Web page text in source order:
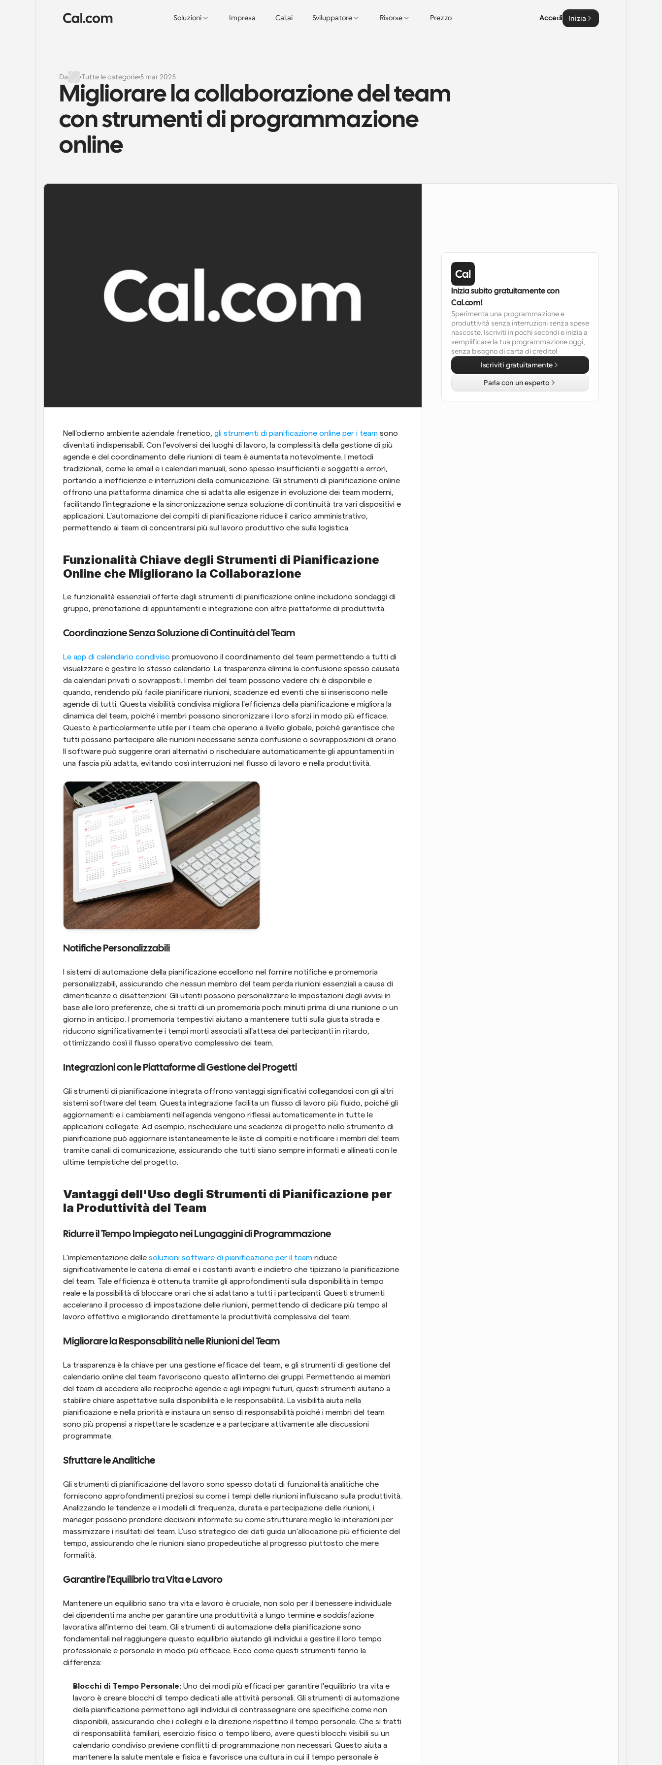
Soluzioni Impresa Cal.ai Sviluppatore Risorse Prezzo Accedi Inizia
Da Tutte le categorie 5 mar 2025
Migliorare la collaborazione del team
con strumenti di programmazione
online
Nell'odierno ambiente aziendale frenetico, gli strumenti di pianificazione online per i team sono
diventati indispensabili. Con l'evolversi dei luoghi di lavoro, la complessità della gestione di più
agende e del coordinamento delle riunioni di team è aumentata notevolmente. I metodi
tradizionali, come le email e i calendari manuali, sono spesso insufficienti e soggetti a errori,
portando a inefficienze e interruzioni della comunicazione. Gli strumenti di pianificazione online
offrono una piattaforma dinamica che si adatta alle esigenze in evoluzione dei team moderni,
facilitando l'integrazione e la sincronizzazione senza soluzione di continuità tra vari dispositivi e
applicazioni. L'automazione dei compiti di pianificazione riduce il carico amministrativo,
permettendo ai team di concentrarsi più sul lavoro produttivo che sulla logistica.
Funzionalità Chiave degli Strumenti di Pianificazione
Online che Migliorano la Collaborazione
Le funzionalità essenziali offerte dagli strumenti di pianificazione online includono sondaggi di
gruppo, prenotazione di appuntamenti e integrazione con altre piattaforme di produttività.
Coordinazione Senza Soluzione di Continuità del Team
Le app di calendario condiviso promuovono il coordinamento del team permettendo a tutti di
visualizzare e gestire lo stesso calendario. La trasparenza elimina la confusione spesso causata
da calendari privati o sovrapposti. I membri del team possono vedere chi è disponibile e
quando, rendendo più facile pianificare riunioni, scadenze ed eventi che si inseriscono nelle
agende di tutti. Questa visibilità condivisa migliora l'efficienza della pianificazione e migliora la
dinamica del team, poiché i membri possono sincronizzare i loro sforzi in modo più efficace.
Questo è particolarmente utile per i team che operano a livello globale, poiché garantisce che
tutti possano partecipare alle riunioni necessarie senza confusione o sovrapposizioni di orario.
Il software può suggerire orari alternativi o rischedulare automaticamente gli appuntamenti in
una fascia più adatta, evitando così interruzioni nel flusso di lavoro e nella produttività.
Notifiche Personalizzabili
I sistemi di automazione della pianificazione eccellono nel fornire notifiche e promemoria
personalizzabili, assicurando che nessun membro del team perda riunioni essenziali a causa di
dimenticanze o disattenzioni. Gli utenti possono personalizzare le impostazioni degli avvisi in
base alle loro preferenze, che si tratti di un promemoria pochi minuti prima di una riunione o un
giorno in anticipo. I promemoria tempestivi aiutano a mantenere tutti sulla giusta strada e
riducono significativamente i tempi morti associati all'attesa dei partecipanti in ritardo,
ottimizzando così il flusso operativo complessivo dei team.
Integrazioni con le Piattaforme di Gestione dei Progetti
Gli strumenti di pianificazione integrata offrono vantaggi significativi collegandosi con gli altri
sistemi software del team. Questa integrazione facilita un flusso di lavoro più fluido, poiché gli
aggiornamenti e i cambiamenti nell'agenda vengono riflessi automaticamente in tutte le
applicazioni collegate. Ad esempio, rischedulare una scadenza di progetto nello strumento di
pianificazione può aggiornare istantaneamente le liste di compiti e notificare i membri del team
tramite canali di comunicazione, assicurando che tutti siano sempre informati e allineati con le
ultime tempistiche del progetto.
Vantaggi dell'Uso degli Strumenti di Pianificazione per
la Produttività del Team
Ridurre il Tempo Impiegato nei Lungaggini di Programmazione
L'implementazione delle soluzioni software di pianificazione per il team riduce
significativamente le catena di email e i costanti avanti e indietro che tipizzano la pianificazione
del team. Tale efficienza è ottenuta tramite gli approfondimenti sulla disponibilità in tempo
reale e la possibilità di bloccare orari che si adattano a tutti i partecipanti. Questi strumenti
accelerano il processo di impostazione delle riunioni, permettendo di dedicare più tempo al
lavoro effettivo e migliorando direttamente la produttività complessiva del team.
Migliorare la Responsabilità nelle Riunioni del Team
La trasparenza è la chiave per una gestione efficace del team, e gli strumenti di gestione del
calendario online del team favoriscono questo all'interno dei gruppi. Permettendo ai membri
del team di accedere alle reciproche agende e agli impegni futuri, questi strumenti aiutano a
stabilire chiare aspettative sulla disponibilità e le responsabilità. La visibilità aiuta nella
pianificazione e nella priorità e instaura un senso di responsabilità poiché i membri del team
sono più propensi a rispettare le scadenze e a partecipare attivamente alle discussioni
programmate.
Sfruttare le Analitiche
Gli strumenti di pianificazione del lavoro sono spesso dotati di funzionalità analitiche che
forniscono approfondimenti preziosi su come i tempi delle riunioni influiscano sulla produttività.
Analizzando le tendenze e i modelli di frequenza, durata e partecipazione delle riunioni, i
manager possono prendere decisioni informate su come strutturare meglio le interazioni per
massimizzare i risultati del team. L'uso strategico dei dati guida un'allocazione più efficiente del
tempo, assicurando che le riunioni siano propedeutiche al progresso piuttosto che mere
formalità.
Garantire l'Equilibrio tra Vita e Lavoro
Mantenere un equilibrio sano tra vita e lavoro è cruciale, non solo per il benessere individuale
dei dipendenti ma anche per garantire una produttività a lungo termine e soddisfazione
lavorativa all'interno dei team. Gli strumenti di automazione della pianificazione sono
fondamentali nel raggiungere questo equilibrio aiutando gli individui a gestire il loro tempo
professionale e personale in modo più efficace. Ecco come questi strumenti fanno la
differenza:
Blocchi di Tempo Personale: Uno dei modi più efficaci per garantire l'equilibrio tra vita e
lavoro è creare blocchi di tempo dedicati alle attività personali. Gli strumenti di automazione
della pianificazione permettono agli individui di contrassegnare ore specifiche come non
disponibili, assicurando che i colleghi e la direzione rispettino il tempo personale. Che si tratti
di responsabilità familiari, esercizio fisico o tempo libero, avere questi blocchi visibili su un
calendario condiviso previene conflitti di programmazione non necessari. Questo aiuta a
mantenere la salute mentale e fisica e favorisce una cultura in cui il tempo personale è
Inizia subito gratuitamente con
Cal.com!
Sperimenta una programmazione e
produttività senza interruzioni senza spese
nascoste. Iscriviti in pochi secondi e inizia a
semplificare la tua programmazione oggi,
senza bisogno di carta di credito!
Iscriviti gratuitamente
Parla con un esperto